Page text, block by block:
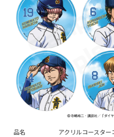
品名
アクリルコースター